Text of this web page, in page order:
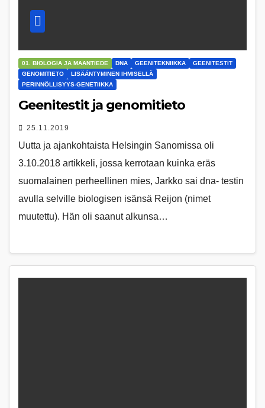
01. BIOLOGIA JA MAANTIEDE DNA GEENITEKNIIKKA
GEENITESTIT
GENOMITIETO
LISÄÄNTYMINEN IHMISELLÄ
PERINNÖLLISYYS-GENETIIKKA
Geenitestit ja genomitieto
25.11.2019
Uutta ja ajankohtaista Helsingin Sanomissa oli
3.10.2018 artikkeli, jossa kerrotaan kuinka eräs
suomalainen perheellinen mies, Jarkko sai dna- testin
avulla selville biologisen isänsä Reijon (nimet
muutettu). Hän oli saanut alkunsa…